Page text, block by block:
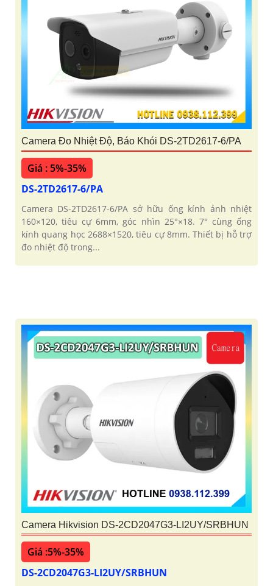
Camera Đo Nhiệt Độ, Báo Khói DS-2TD2617-6/PA
Giá : 5%-35%
DS-2TD2617-6/PA
Camera DS-2TD2617-6/PA sở hữu ống kính ảnh nhiệt
160×120, tiêu cự 6mm, góc nhìn 25°×18. 7° cùng ống
kính quang học 2688×1520, tiêu cự 8mm. Thiết bị hỗ trợ
đo nhiệt độ trong...
Camera Hikvision DS-2CD2047G3-LI2UY/SRBHUN
Giá :5%-35%
DS-2CD2047G3-LI2UY/SRBHUN